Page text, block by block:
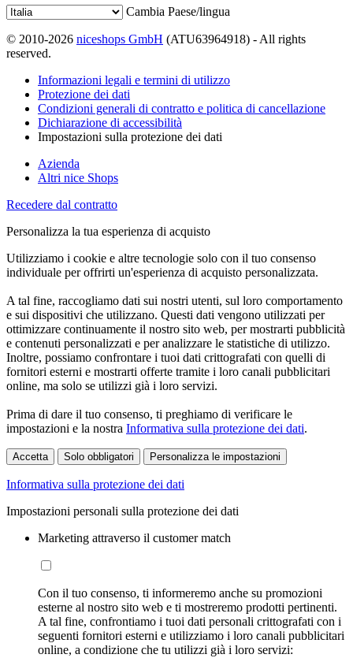
Cambia Paese/lingua
© 2010-2026 niceshops GmbH (ATU63964918) - All rights
reserved.
Informazioni legali e termini di utilizzo
Protezione dei dati
Condizioni generali di contratto e politica di cancellazione
Dichiarazione di accessibilità
Impostazioni sulla protezione dei dati
Azienda
Altri nice Shops
Recedere dal contratto
Personalizza la tua esperienza di acquisto
Utilizziamo i cookie e altre tecnologie solo con il tuo consenso
individuale per offrirti un'esperienza di acquisto personalizzata.
A tal fine, raccogliamo dati sui nostri utenti, sul loro comportamento
e sui dispositivi che utilizzano. Questi dati vengono utilizzati per
ottimizzare continuamente il nostro sito web, per mostrarti pubblicità
e contenuti personalizzati e per analizzare le statistiche di utilizzo.
Inoltre, possiamo confrontare i tuoi dati crittografati con quelli di
fornitori esterni e mostrarti offerte tramite i loro canali pubblicitari
online, ma solo se utilizzi già i loro servizi.
Prima di dare il tuo consenso, ti preghiamo di verificare le
impostazioni e la nostra Informativa sulla protezione dei dati.
Accetta Solo obbligatori Personalizza le impostazioni
Informativa sulla protezione dei dati
Impostazioni personali sulla protezione dei dati
Marketing attraverso il customer match
Con il tuo consenso, ti informeremo anche su promozioni
esterne al nostro sito web e ti mostreremo prodotti pertinenti.
A tal fine, confrontiamo i tuoi dati personali crittografati con i
seguenti fornitori esterni e utilizziamo i loro canali pubblicitari
online, a condizione che tu utilizzi già i loro servizi: